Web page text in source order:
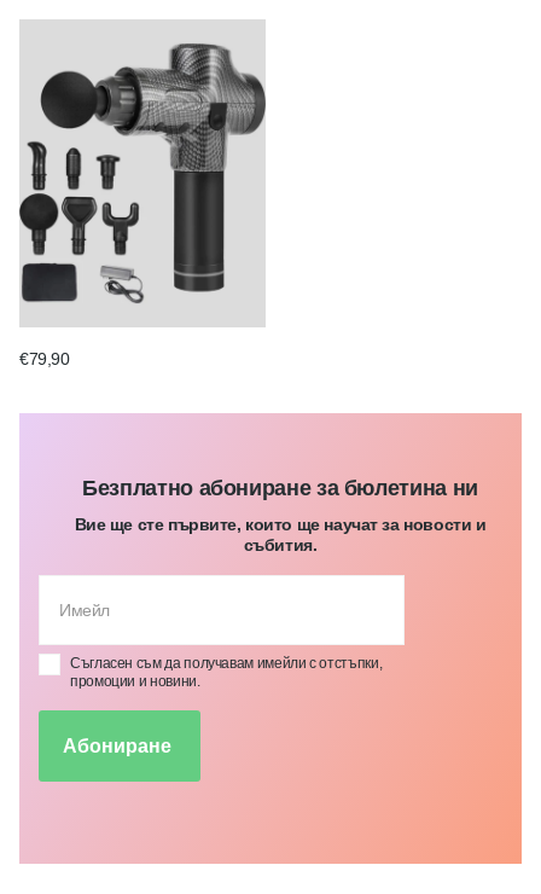
€79,90
Безплатно абониране за бюлетина ни
Вие ще сте първите, които ще научат за новости и
събития.
Съгласен съм да получавам имейли с отстъпки,
промоции и новини.
Абониране